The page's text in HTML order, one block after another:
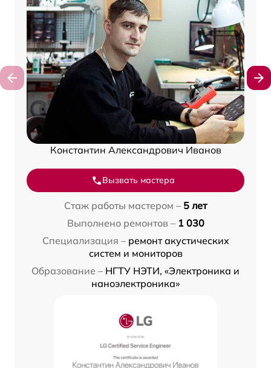
Константин Александрович Иванов
Вызвать мастера
Стаж работы мастером – 5 лет
Выполнено ремонтов – 1 030
Специализация – ремонт акустических
систем и мониторов
Образование – НГТУ НЭТИ, «Электроника и
наноэлектроника»